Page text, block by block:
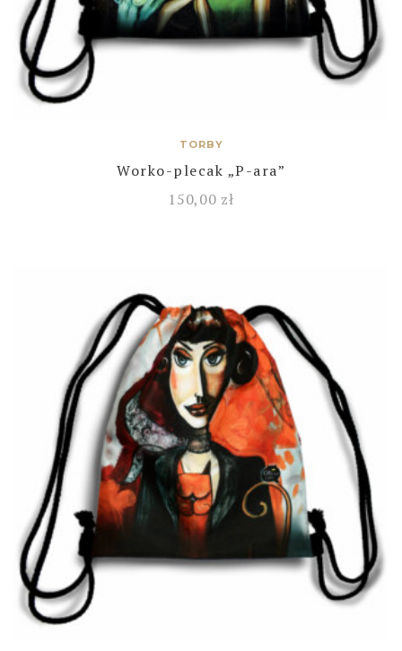
TORBY
Worko-plecak „P-ara”
150,00 zł